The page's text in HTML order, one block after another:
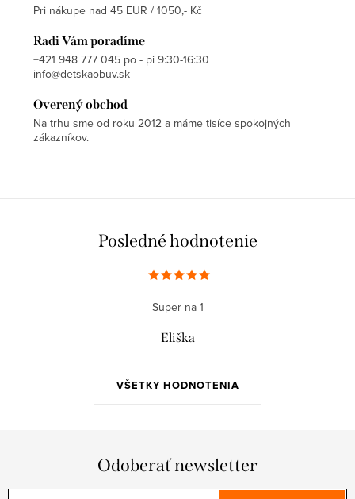
Pri nákupe nad 45 EUR / 1050,- Kč
Radi Vám poradíme
+421 948 777 045 po - pi 9:30-16:30
info@detskaobuv.sk
Overený obchod
Na trhu sme od roku 2012 a máme tisíce spokojných
zákazníkov.
Posledné hodnotenie
VŠETKY HODNOTENIA
Super na 1
Eliška
Odoberať newsletter